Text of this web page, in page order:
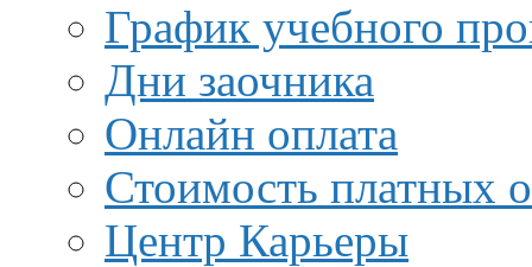
График учебного
Дни заочника
Онлайн оплата
Стоимость платных
Центр Карьеры